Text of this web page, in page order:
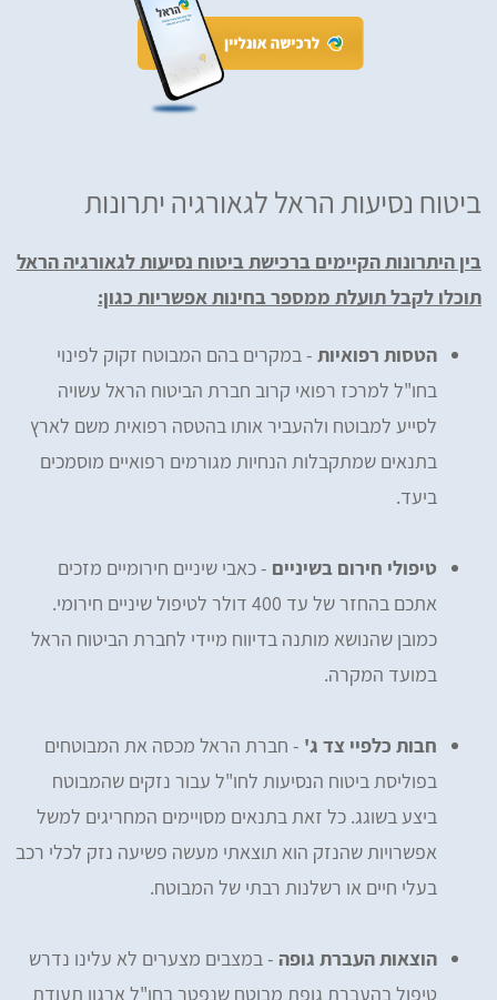
ביטוח נסיעות הראל לגאורגיה יתרונות
בין היתרונות הקיימים ברכישת ביטוח נסיעות לגאורגיה הראל
תוכלו לקבל תועלת ממספר בחינות אפשריות כגון:
הטסות רפואיות - במקרים בהם המבוטח זקוק לפינוי
בחו"ל למרכז רפואי קרוב חברת הביטוח הראל עשויה
לסייע למבוטח ולהעביר אותו בהטסה רפואית משם לארץ
בתנאים שמתקבלות הנחיות מגורמים רפואיים מוסמכים
ביעד.
טיפולי חירום בשיניים - כאבי שיניים חירומיים מזכים
אתכם בהחזר של עד 400 דולר לטיפול שיניים חירומי.
כמובן שהנושא מותנה בדיווח מיידי לחברת הביטוח הראל
במועד המקרה.
חבות כלפיי צד ג' - חברת הראל מכסה את המבוטחים
בפוליסת ביטוח הנסיעות לחו"ל עבור נזקים שהמבוטח
ביצע בשוגג. כל זאת בתנאים מסויימים המחריגים למשל
אפשרויות שהנזק הוא תוצאתי מעשה פשיעה נזק לכלי רכב
בעלי חיים או רשלנות רבתי של המבוטח.
הוצאות העברת גופה - במצבים מצערים לא עלינו נדרש
טיפול בהעברת גופת מבוטח שנפטר בחו"ל ארגון תעודת